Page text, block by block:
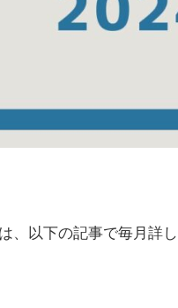
、以下の記事で毎月詳